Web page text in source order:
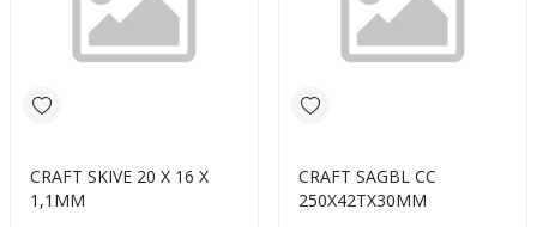
CRAFT SKIVE 20 X 16 X
1,1MM
CRAFT SAGBL CC
250X42TX30MM